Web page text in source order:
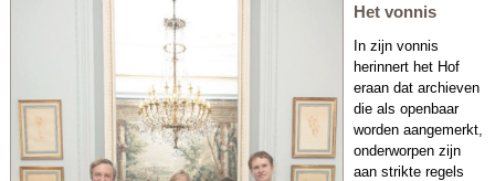
Het vonnis
In zijn vonnis
herinnert het Hof
eraan dat archieven
die als openbaar
worden aangemerkt,
onderworpen zijn
aan strikte regels